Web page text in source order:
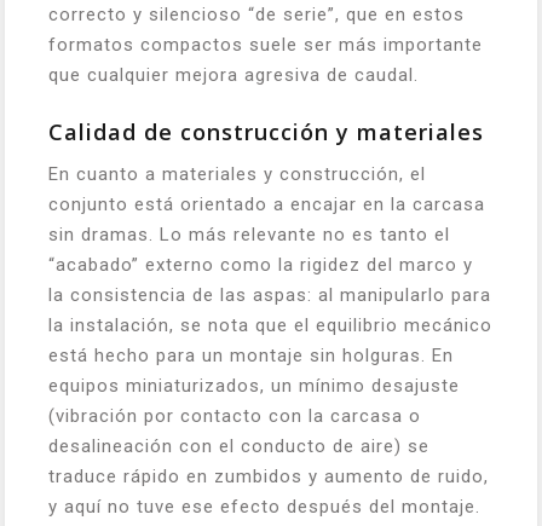
correcto y silencioso “de serie”, que en estos
formatos compactos suele ser más importante
que cualquier mejora agresiva de caudal.
Calidad de construcción y materiales
En cuanto a materiales y construcción, el
conjunto está orientado a encajar en la carcasa
sin dramas. Lo más relevante no es tanto el
“acabado” externo como la rigidez del marco y
la consistencia de las aspas: al manipularlo para
la instalación, se nota que el equilibrio mecánico
está hecho para un montaje sin holguras. En
equipos miniaturizados, un mínimo desajuste
(vibración por contacto con la carcasa o
desalineación con el conducto de aire) se
traduce rápido en zumbidos y aumento de ruido,
y aquí no tuve ese efecto después del montaje.